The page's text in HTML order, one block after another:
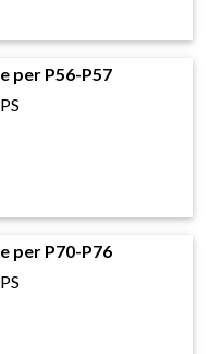
per P56-P57
per P70-P76